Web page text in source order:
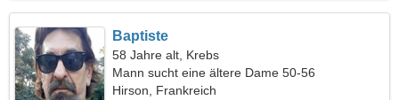
Baptiste
58 Jahre alt, Krebs
Mann sucht eine ältere Dame 50-56
Hirson, Frankreich